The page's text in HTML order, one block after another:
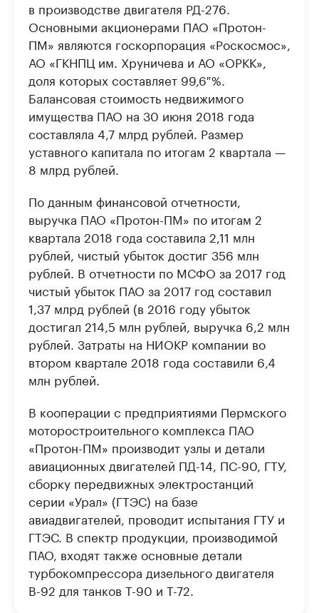
в производстве двигателя РД-276.
Основными акционерами ПАО «Протон-
ПМ» являются госкорпорация «Роскосмос»,
АО «ГКНПЦ им. Хруничева и АО «ОРКК»,
доля которых составляет 99,6 %.
Балансовая стоимость недвижимого
имущества ПАО на 30 июня 2018 года
составляла 4,7 млрд рублей. Размер
уставного капитала по итогам 2 квартала —
8 млрд рублей.
По данным финансовой отчетности,
выручка ПАО «Протон-ПМ» по итогам 2
квартала 2018 года составила 2,11 млн
рублей, чистый убыток достиг 356 млн
рублей. В отчетности по МСФО за 2017 год
чистый убыток ПАО за 2017 год составил
1,37 млрд рублей (в 2016 году убыток
достигал 214,5 млн рублей, выручка 6,2 млн
рублей. Затраты на НИОКР компании во
втором квартале 2018 года составили 6,4
млн рублей.
В кооперации с предприятиями Пермского
моторостроительного комплекса ПАО
«Протон-ПМ» производит узлы и детали
авиационных двигателей ПД-14, ПС-90, ГТУ,
сборку передвижных электростанций
серии «Урал» (ГТЭС) на базе
авиадвигателей, проводит испытания ГТУ и
ГТЭС. В спектр продукции, производимой
ПАО, входят также основные детали
турбокомпрессора дизельного двигателя
В-92 для танков Т-90 и Т-72.